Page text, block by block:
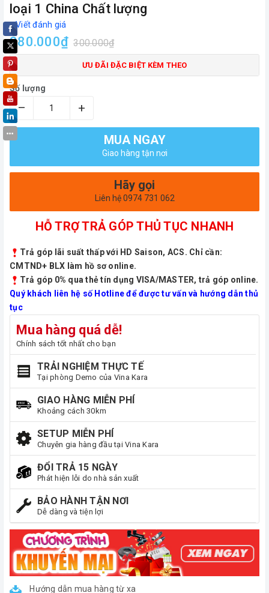
loại 1 China Chất lượng
Viết đánh giá
280.000₫ 300.000₫
ƯU ĐÃI ĐẶC BIỆT KÈM THEO
Số lượng
– +
MUA NGAY
Giao hàng tận nơi
Hãy gọi
Liên hệ 0974 731 062
HỖ TRỢ TRẢ GÓP THỦ TỤC NHANH
Trả góp lãi suất thấp với HD Saison, ACS. Chỉ cần:
CMTND+ BLX làm hồ sơ online.
Trả góp 0% qua thẻ tín dụng VISA/MASTER, trả góp online.
Quý khách liên hệ số Hotline để được tư vấn và hướng dẫn thủ
tục
Mua hàng quá dễ!
Chính sách tốt nhất cho bạn
TRẢI NGHIỆM THỰC TẾ
Tại phòng Demo của Vina Kara
GIAO HÀNG MIỄN PHÍ
Khoảng cách 30km
SETUP MIỄN PHÍ
Chuyên gia hàng đầu tại Vina Kara
ĐỔI TRẢ 15 NGÀY
Phát hiện lỗi do nhà sản xuất
BẢO HÀNH TẬN NƠI
Dễ dàng và tiện lợi
Hướng dẫn mua hàng từ xa